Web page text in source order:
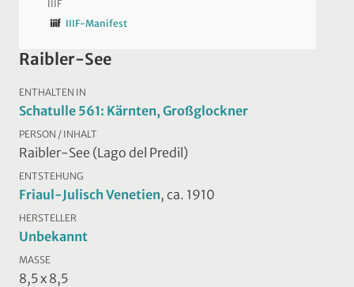
IIIF
IIIF-Manifest
Raibler-See
ENTHALTEN IN
Schatulle 561: Kärnten, Großglockner
PERSON / INHALT
Raibler-See (Lago del Predil)
ENTSTEHUNG
Friaul-Julisch Venetien, ca. 1910
HERSTELLER
Unbekannt
MASSE
8,5 x 8,5